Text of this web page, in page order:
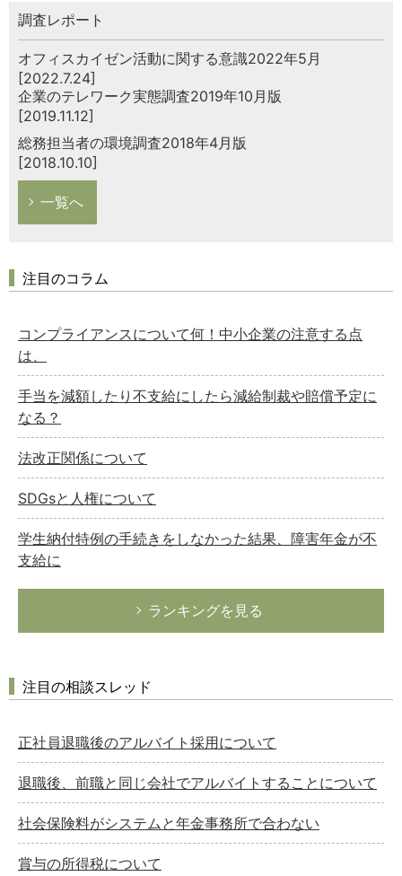
調査レポート
オフィスカイゼン活動に関する意識2022年5月
[2022.7.24]
企業のテレワーク実態調査2019年10月版
[2019.11.12]
総務担当者の環境調査2018年4月版
[2018.10.10]
一覧へ
注目のコラム
コンプライアンスについて何！中小企業の注意する点
は、
手当を減額したり不支給にしたら減給制裁や賠償予定に
なる？
法改正関係について
SDGsと人権について
学生納付特例の手続きをしなかった結果、障害年金が不
支給に
ランキングを見る
注目の相談スレッド
正社員退職後のアルバイト採用について
退職後、前職と同じ会社でアルバイトすることについて
社会保険料がシステムと年金事務所で合わない
賞与の所得税について